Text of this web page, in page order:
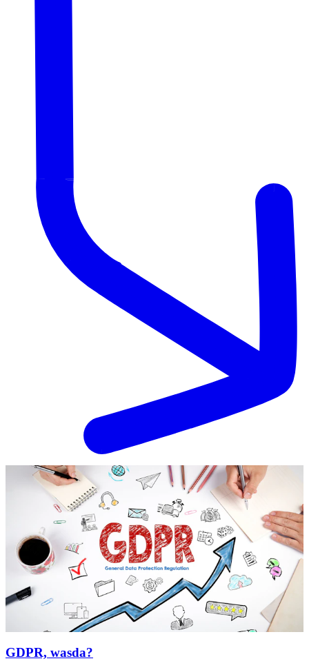
GDPR, wasda?